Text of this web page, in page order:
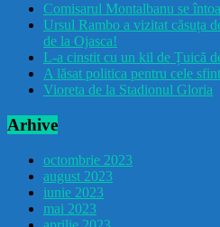
Comisarul Montalbanu se
Ursul Rambo a vizitat căsuța
de la Ojasca!
L-a cinstit cu un kil de Țuică
A lăsat politica pentru cele
Vioreta de la Stadionul Gloria
Arhive
octombrie 2023
august 2023
iunie 2023
mai 2023